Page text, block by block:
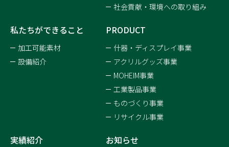
社会貢献・環境への取り組み
私たちができること
加工可能素材
設備紹介
PRODUCT
什器・ディスプレイ事業
アクリルグッズ事業
MOHEIM事業
工業製品事業
ものづくり事業
リサイクル事業
実績紹介
お知らせ